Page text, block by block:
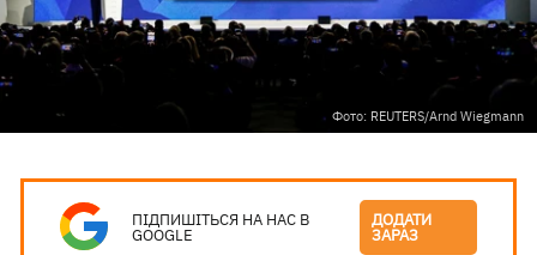
Фото: REUTERS/Arnd Wiegmann
ПІДПИШІТЬСЯ НА НАС В
GOOGLE
ДОДАТИ
ЗАРАЗ